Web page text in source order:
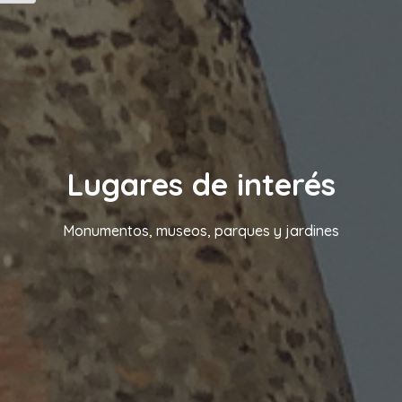
Lugares de interés
Monumentos, museos, parques y jardines